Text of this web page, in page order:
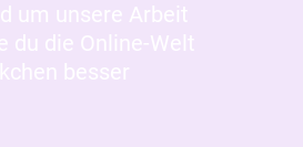
um unsere Arbeit
du die Online-Welt
besser